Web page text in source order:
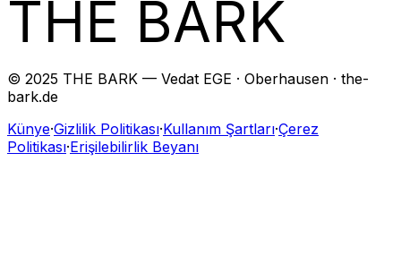
THE BARK
© 2025 THE BARK — Vedat EGE · Oberhausen · the-
bark.de
Künye·Gizlilik Politikası·Kullanım Şartları·Çerez
Politikası·Erişilebilirlik Beyanı